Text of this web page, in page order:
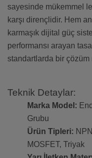
sayesinde mükemmel
karşı dirençlidir. Hem
karmaşık dijital güç
performansı arayan
standartlarda bir
Teknik Detaylar:
Marka Model:
Grubu
Ürün Tipleri:
MOSFET, Triyak